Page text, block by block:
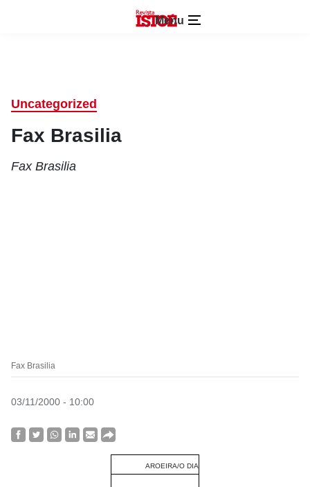
Menu
Uncategorized
Fax Brasilia
Fax Brasilia
Fax Brasilia
03/11/2000 - 10:00
AROEIRA/O DIA